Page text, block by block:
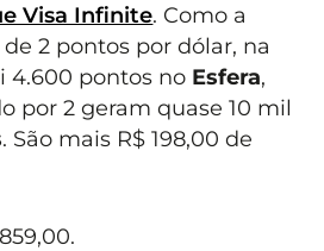
Visa Infinite. Como a
2 pontos por dólar, na
4.600 pontos no Esfera,
por 2 geram quase 10 mil
. São mais R$ 198,00 de